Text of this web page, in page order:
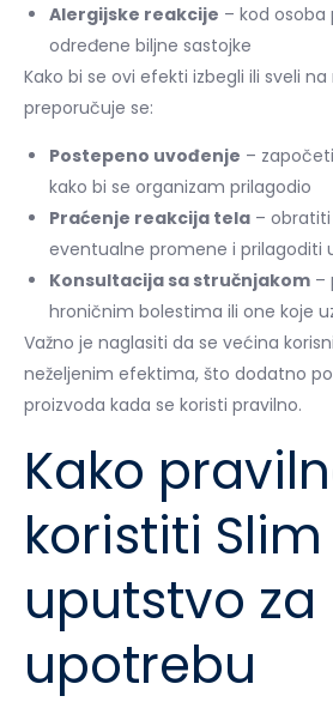
Alergijske reakcije – kod osoba
određene biljne sastojke
Kako bi se ovi efekti izbegli ili sveli
preporučuje se:
Postepeno uvođenje –
kako bi se organizam prilagodio
Praćenje reakcija tela –
eventualne promene i prilagoditi
Konsultacija sa stručnjakom –
hroničnim bolestima ili one koje
Važno je naglasiti da se većina
neželjenim efektima, što dodatno
proizvoda kada se koristi pravilno.
Kako
koristiti Slim
uputstvo za
upotrebu